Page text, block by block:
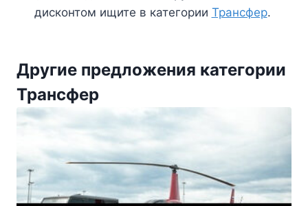
дисконтом ищите в категории Трансфер.
Другие предложения категории
Трансфер